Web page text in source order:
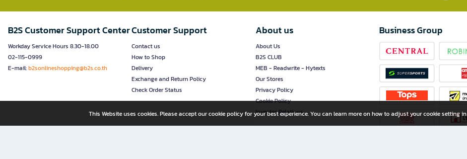
B2S Customer Support Center
Workday Service Hours 8.30-18.00
02-115-0999
E-mail:b2sonlineshopping@b2s.co.th
Customer Support
Contact us
How to Shop
Delivery
Exchange and Return Policy
Check Order Status
About us
About Us
B2S CLUB
MEB - Readwrite - Hytexts
Our Stores
Privacy Policy
Cookie Policy
Investor Relations
Business Group
This Website uses cookies. Please accept our cookie policy for your best experience. You can learn more on how to adjust your cookie setting in